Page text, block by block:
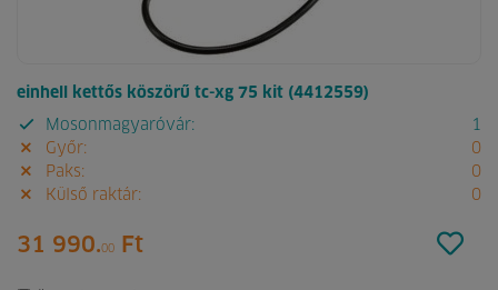
einhell kettős köszörű tc-xg 75 kit (4412559)
Mosonmagyaróvár:
1
Győr:
0
Paks:
0
Külső raktár:
0
31 990.00 Ft